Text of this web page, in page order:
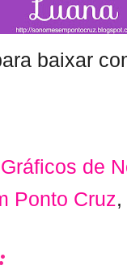
baixar
Gráficos de
Ponto Cruz,